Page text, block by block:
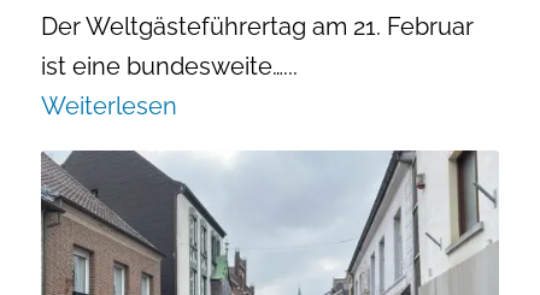
Der Weltgästeführertag am 21. Februar
ist eine bundesweite…...
Weiterlesen